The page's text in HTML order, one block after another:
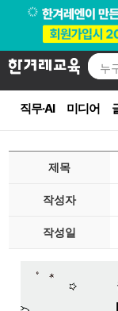
직무·AI 미디어
제목
작성자
작성일